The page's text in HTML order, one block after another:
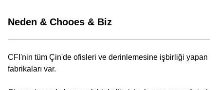
Neden & Chooes & Biz
CFI'nin tüm Çin'de ofisleri ve derinlemesine işbirliği yapan
fabrikaları var.